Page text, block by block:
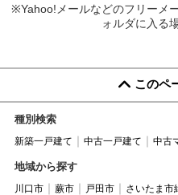
※Yahoo!メールなどのフリーメ
ォルダに入る
このペ
種別検索
新築一戸建て 中古一戸建て 中古
地域から探す
川口市 蕨市 戸田市 さいたま市